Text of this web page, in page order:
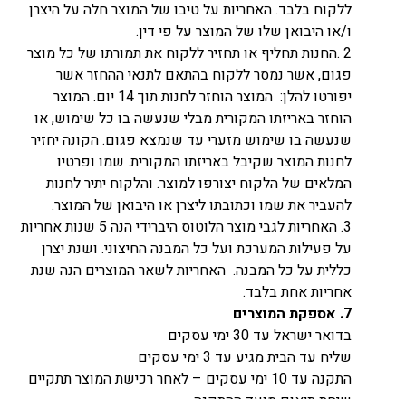
ללקוח בלבד. האחריות על טיבו של המוצר חלה על היצרן
ו/או היבואן שלו של המוצר על פי דין.
2 .החנות תחליף או תחזיר ללקוח את תמורתו של כל מוצר
פגום, אשר נמסר ללקוח בהתאם לתנאי ההחזר אשר
יפורטו להלן: המוצר הוחזר לחנות תוך 14 יום. המוצר
הוחזר באריזתו המקורית מבלי שנעשה בו כל שימוש, או
שנעשה בו שימוש מזערי עד שנמצא פגום. הקונה יחזיר
לחנות המוצר שקיבל באריזתו המקורית. שמו ופרטיו
המלאים של הלקוח יצורפו למוצר. והלקוח יתיר לחנות
להעביר את שמו וכתובתו ליצרן או היבואן של המוצר.
3. האחריות לגבי מוצר הלוטוס היברידי הנה 5 שנות אחריות
על פעילות המערכת ועל כל המבנה החיצוני. ושנת יצרן
כללית על כל המבנה. האחריות לשאר המוצרים הנה שנת
אחריות אחת בלבד.
7. אספקת המוצרים
בדואר ישראל עד 30 ימי עסקים
שליח עד הבית מגיע עד 3 ימי עסקים
התקנה עד 10 ימי עסקים – לאחר רכישת המוצר תתקיים